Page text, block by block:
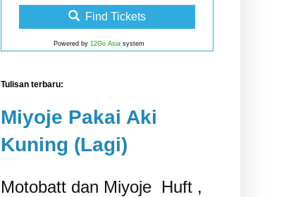
Find Tickets
Powered by 12Go Asia system
Tulisan terbaru:
Miyoje Pakai Aki
Kuning (Lagi)
Motobatt dan Miyoje ‎ Huft ,